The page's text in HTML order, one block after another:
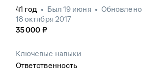
41 год • Был 19 июня • Обновлено
18 октября 2017
35 000 ₽
Ключевые навыки
Ответственность